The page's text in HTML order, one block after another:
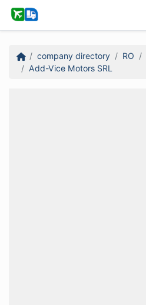
company directory RO
Add-Vice Motors SRL